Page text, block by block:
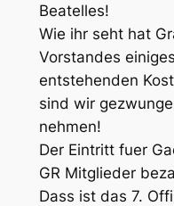
Beatelles!
Wie ihr seht hat
Vorstandes
entstehenden
sind wir
nehmen!
Der Eintritt fuer
GR Mitglieder
Dass ist das 7.